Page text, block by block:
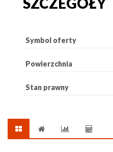
Symbol oferty
Powierzchnia
Stan prawny